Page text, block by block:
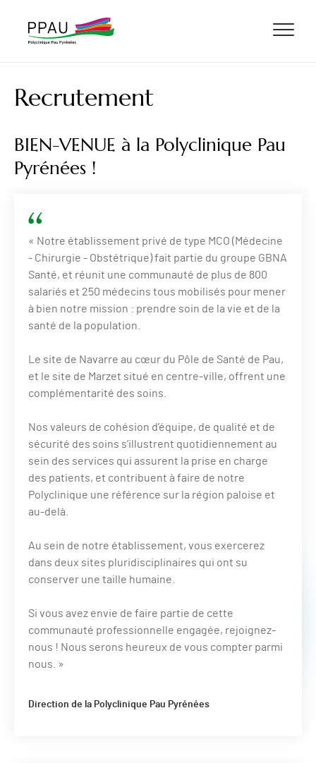
Recrutement
BIEN-VENUE à la Polyclinique Pau
Pyrénées !
« Notre établissement privé de type MCO (Médecine
- Chirurgie - Obstétrique) fait partie du groupe GBNA
Santé, et réunit une communauté de plus de 800
salariés et 250 médecins tous mobilisés pour mener
à bien notre mission : prendre soin de la vie et de la
santé de la population.
Le site de Navarre au cœur du Pôle de Santé de Pau,
et le site de Marzet situé en centre-ville, offrent une
complémentarité des soins.
Nos valeurs de cohésion d’équipe, de qualité et de
sécurité des soins s’illustrent quotidiennement au
sein des services qui assurent la prise en charge
des patients, et contribuent à faire de notre
Polyclinique une référence sur la région paloise et
au-delà.
Au sein de notre établissement, vous exercerez
dans deux sites pluridisciplinaires qui ont su
conserver une taille humaine.
Si vous avez envie de faire partie de cette
communauté professionnelle engagée, rejoignez-
nous ! Nous serons heureux de vous compter parmi
nous. »
Direction de la Polyclinique Pau Pyrénées